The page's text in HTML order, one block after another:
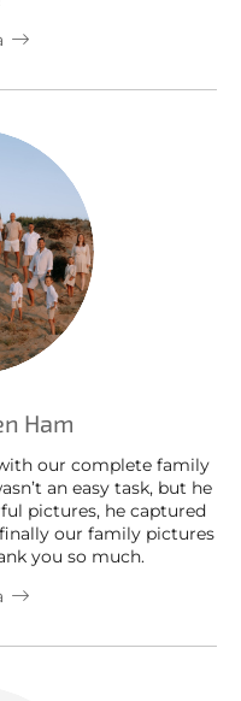
Ham
our complete family
an easy task, but he
pictures, he captured
our family pictures
you so much.